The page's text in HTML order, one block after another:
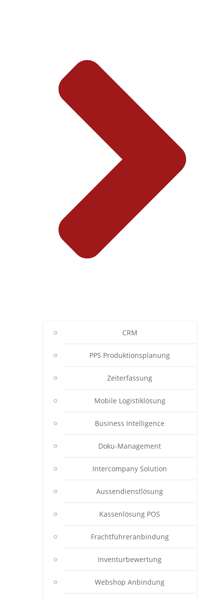
CRM
PPS Produktionsplanung
Zeiterfassung
Mobile Logistiklösung
Business Intelligence
Doku-Management
Intercompany Solution
Aussendienstlösung
Kassenlösung POS
Frachtführeranbindung
Inventurbewertung
Webshop Anbindung